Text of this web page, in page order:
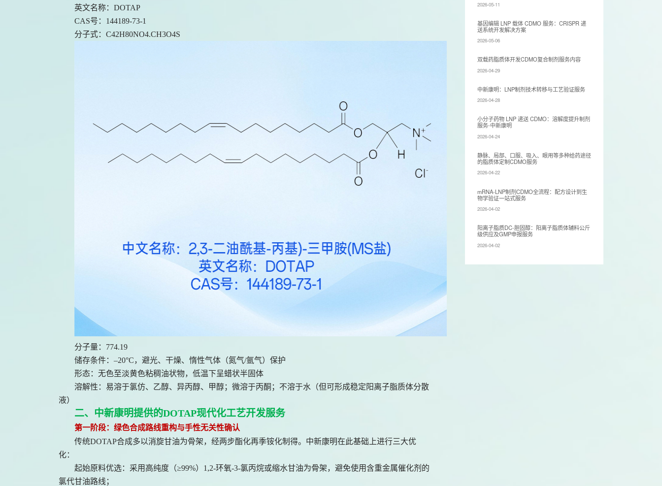
英文名称：DOTAP
CAS号：144189-73-1
分子式：C42H80NO4.CH3O4S
分子量： 774.19
储存条件：–20°C，避光、干燥、惰性气体（氮气/氩气）保护
形态：无色至淡黄色粘稠油状物，低温下呈蜡状半固体
溶解性：易溶于氯仿、乙醇、异丙醇、甲醇；微溶于丙酮；不溶于水（但可形成稳定阳离子脂质体分散
液）
二、中新康明提供的DOTAP现代化工艺开发服务
第一阶段：绿色合成路线重构与手性无关性确认
传统DOTAP合成多以消旋甘油为骨架，经两步酯化再季铵化制得。中新康明在此基础上进行三大优
化：
起始原料优选：采用高纯度（≥99%）1,2-环氧-3-氯丙烷或缩水甘油为骨架，避免使用含重金属催化剂的
氯代甘油路线；
2026-05-11
基因编辑 LNP 载体 CDMO 服务：CRISPR 递
送系统开发解决方案
2026-05-06
双载药脂质体开发CDMO复合制剂服务内容
2026-04-29
​中新康明：LNP制剂技术转移与工艺验证服务
2026-04-28
小分子药物 LNP 递送 CDMO：溶解度提升制剂
服务-中新康明
2026-04-24
静脉、局部、口服、吸入、眼用等多种给药途径
的脂质体定制CDMO服务
2026-04-22
mRNA-LNP制剂CDMO全流程：配方设计到生
物学验证一站式服务
2026-04-02
阳离子脂质DC-胆固醇：阳离子脂质体辅料公斤
级供应及GMP申报服务
2026-04-02